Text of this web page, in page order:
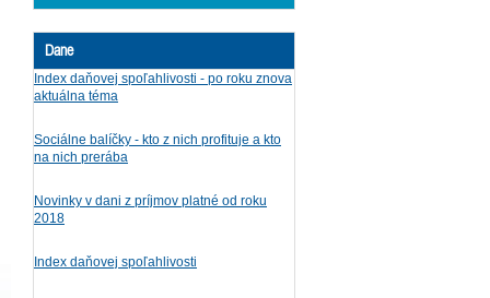
Dane
Index daňovej spoľahlivosti - po roku znova
aktuálna téma
Sociálne balíčky - kto z nich profituje a kto
na nich prerába
Novinky v dani z príjmov platné od roku
2018
Index daňovej spoľahlivosti